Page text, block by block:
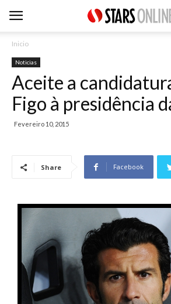
Inicio
Noticias
Aceite a
Figo à presidência
Fevereiro 10, 2015
Share Facebook